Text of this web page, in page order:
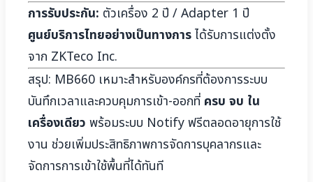
การรับประกัน: ตัวเครื่อง 2 ปี / Adapter 1 ปี
ศูนย์บริการไทยอย่างเป็นทางการได้รับการแต่งตั้ง
จาก ZKTeco Inc.
สรุป: MB660 เหมาะสำหรับองค์กรที่ต้องการระบบ
บันทึกเวลาและควบคุมการเข้า-ออกที่ ครบ จบ ใน
เครื่องเดียว พร้อมระบบ Notify ฟรีตลอดอายุการใช้
งาน ช่วยเพิ่มประสิทธิภาพการจัดการบุคลากรและ
จัดการการเข้าใช้พื้นที่ได้ทันที